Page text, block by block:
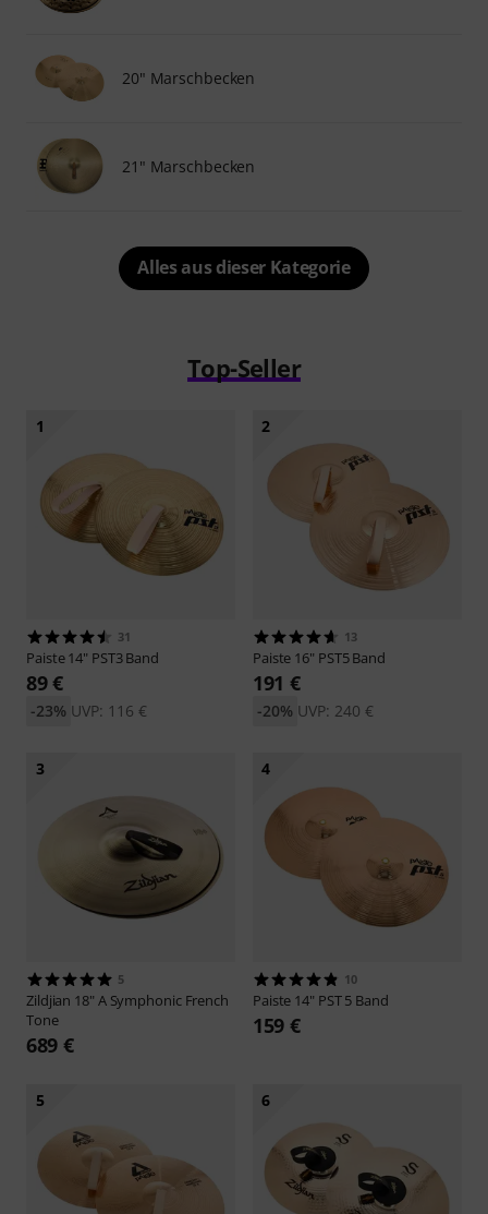
20" Marschbecken
21" Marschbecken
Alles aus dieser Kategorie
Top-Seller
1
31
Paiste14" PST3 Band
89 €
UVP: 116 €
-23%
2
13
Paiste 16" PST5 Band
191 €
UVP: 240 €
-20%
3
5
Zildjian 18" A Symphonic French
Tone
689 €
4
10
Paiste 14" PST 5 Band
159 €
5 6